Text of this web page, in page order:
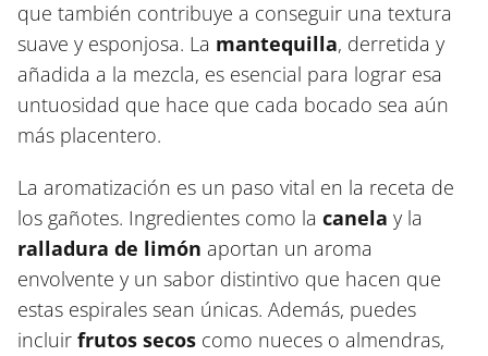
que también contribuye a conseguir una textura
suave y esponjosa. La mantequilla, derretida y
añadida a la mezcla, es esencial para lograr esa
untuosidad que hace que cada bocado sea aún
más placentero.
La aromatización es un paso vital en la receta de
los gañotes. Ingredientes como la canela y la
ralladura de limón aportan un aroma
envolvente y un sabor distintivo que hacen que
estas espirales sean únicas. Además, puedes
incluir frutos secos como nueces o almendras,